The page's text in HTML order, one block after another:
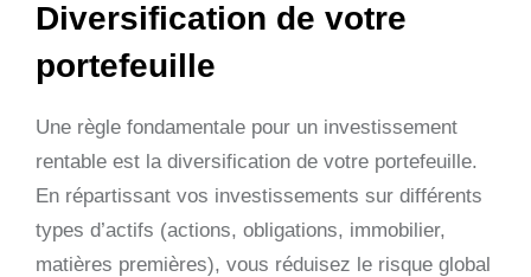
Diversification de votre
portefeuille
Une règle fondamentale pour un investissement
rentable est la diversification de votre portefeuille.
En répartissant vos investissements sur différents
types d’actifs (actions, obligations, immobilier,
matières premières), vous réduisez le risque global